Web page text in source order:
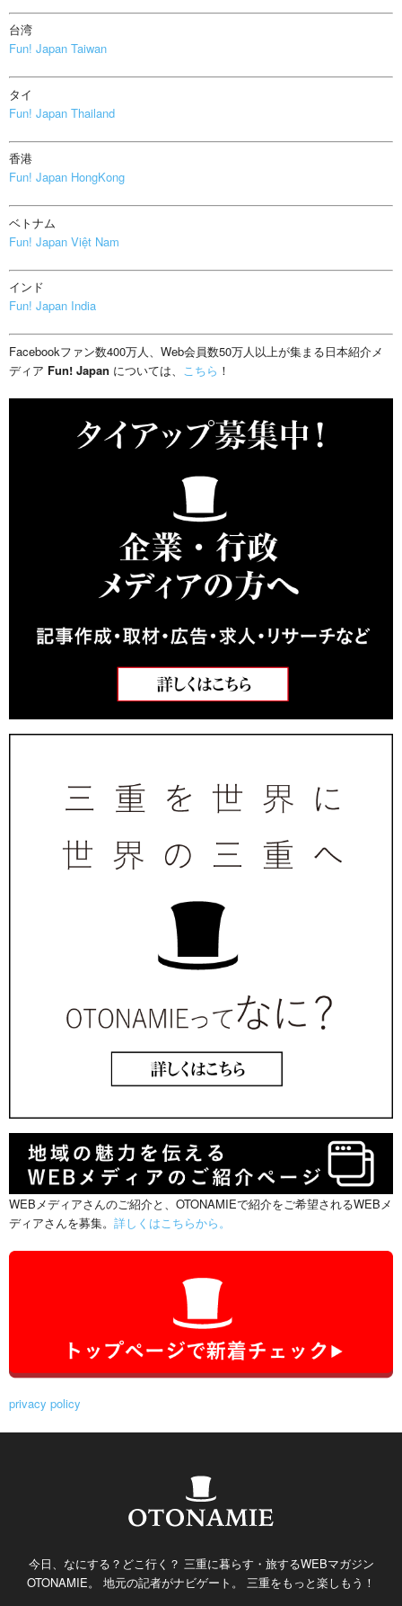
台湾
Fun! Japan Taiwan
タイ
Fun! Japan Thailand
香港
Fun! Japan HongKong
ベトナム
Fun! Japan Việt Nam
インド
Fun! Japan India
Facebookファン数400万人、Web会員数50万人以上が集まる日本紹介メ
ディア Fun! Japan については、 こちら ！
WEBメディアさんのご紹介と、OTONAMIEで紹介をご希望されるWEBメ
ディアさんを募集。 詳しくはこちらから。
privacy policy
今日、なにする？どこ行く？ 三重に暮らす・旅するWEBマガジン
OTONAMIE。 地元の記者がナビゲート。 三重をもっと楽しもう！